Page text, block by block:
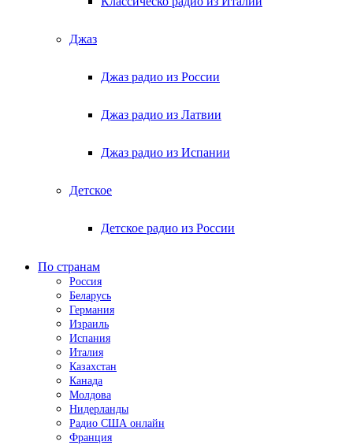
Джаз
Джаз радио из России
Джаз радио из Латвии
Джаз радио из Испании
Детское
Детское радио из России
По странам
Россия
Беларусь
Германия
Израиль
Испания
Италия
Казахстан
Канада
Молдова
Нидерланды
Радио США онлайн
Франция